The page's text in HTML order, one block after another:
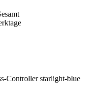
Controller starlight-blue